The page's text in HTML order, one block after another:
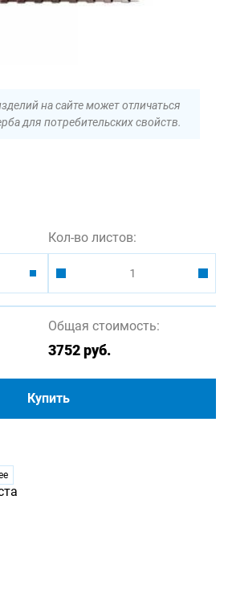
на сайте может отличаться
для потребительских свойств.
Кол-во листов:
Общая стоимость:
3752руб.
Купить